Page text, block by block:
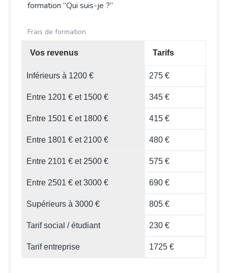
formation “Qui suis-je ?”
Frais de formation
Vos revenus Tarifs
Inférieurs à 1200 € 275 €
Entre 1201 € et 1500 € 345 €
Entre 1501 € et 1800 € 415 €
Entre 1801 € et 2100 € 480 €
Entre 2101 € et 2500 € 575 €
Entre 2501 € et 3000 € 690 €
Supérieurs à 3000 € 805 €
Tarif social / étudiant 230 €
Tarif entreprise 1725 €